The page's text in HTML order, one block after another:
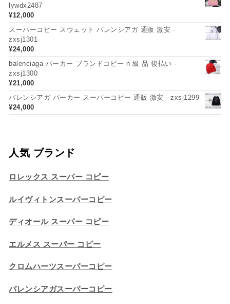
lywdx2487
¥12,000
スーパーコピー スウェット バレンシアガ 通販 激安 -
zxsj1301
¥24,000
balenciaga パーカー ブランドコピー n 級 品 後払い -
zxsj1300
¥21,000
バレンシアガ パーカー スーパーコピー 通販 激安 - zxsj1299
¥24,000
人気 ブランド
ロレックス スーパー コピー
ルイヴィトンスーパーコピー
ディオール スーパー コピー
エルメス スーパー コピー
クロムハーツスーパーコピー
バレンシアガスーパーコピー